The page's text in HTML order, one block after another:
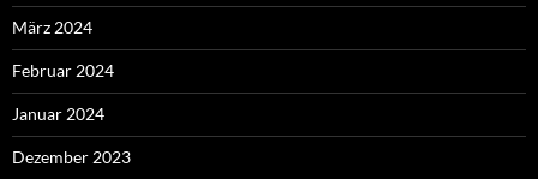
März 2024
Februar 2024
Januar 2024
Dezember 2023